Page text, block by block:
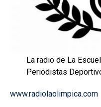
La radio de La
Periodistas
www.radiolaolimpica.com